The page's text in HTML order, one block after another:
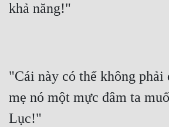
khả năng!"
"Cái này có thể không
mẹ nó một mực đâm ta
Lục!"